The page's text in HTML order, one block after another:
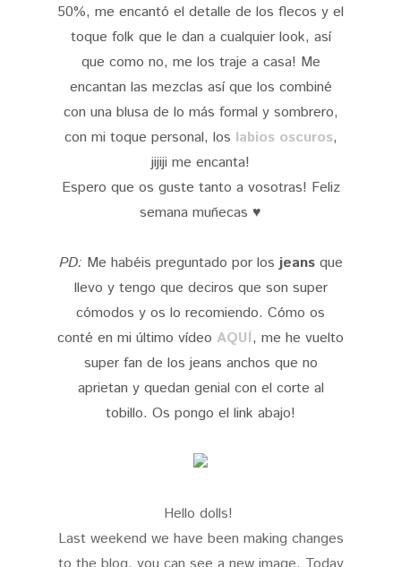
50%, me encantó el detalle de los flecos y el
toque folk que le dan a cualquier look, así
que como no, me los traje a casa! Me
encantan las mezclas así que los combiné
con una blusa de lo más formal y sombrero,
con mi toque personal, los labios oscuros,
jijiji me encanta!
Espero que os guste tanto a vosotras! Feliz
semana muñecas ♥
PD: Me habéis preguntado por los jeansque
llevo y tengo que deciros que son super
cómodos y os lo recomiendo. Cómo os
conté en mi último vídeo AQUÍ, me he vuelto
super fan de los jeans anchos que no
aprietan y quedan genial con el corte al
tobillo. Os pongo el link abajo!
Hello dolls!
Last weekend we have been making changes